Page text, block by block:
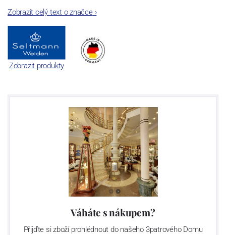
Zobrazit celý text o značce›
Zobrazit produkty
Váháte s nákupem?
Přijďte si zboží prohlédnout do našeho 3patrového Domu